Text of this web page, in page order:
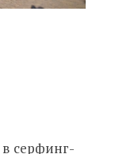
серфинг-